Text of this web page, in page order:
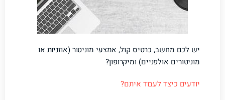
יש לכם מחשב, כרטיס קול, אמצעי מוניטור (אוזניות או
מוניטורים אולפניים) ומיקרופון?
יודעים כיצד לעבוד איתם?